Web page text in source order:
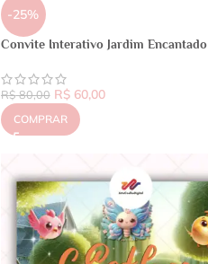
-25%
Convite Interativo Jardim Encantado
R$80,00 R$60,00
COMPRAR